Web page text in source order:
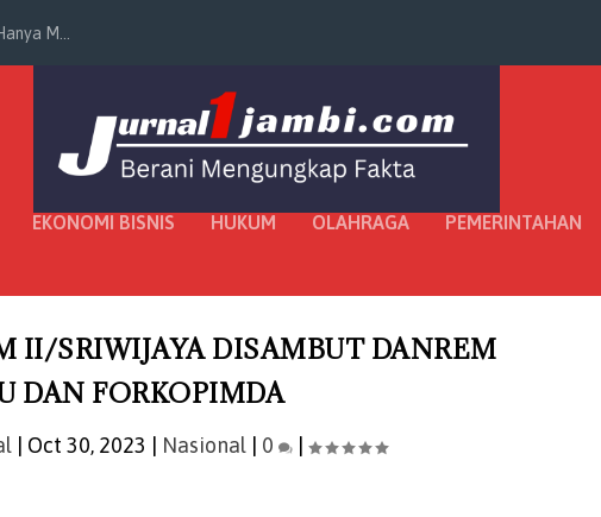
M...
EKONOMI BISNIS HUKUM OLAHRAGA PEMERINTAHAN
II/SRIWIJAYA DISAMBUT DANREM
DAN FORKOPIMDA
| Oct 30, 2023 Nasional| 0 |